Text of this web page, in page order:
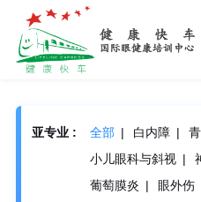
亚专业 : 全部 白内障
小儿眼科与斜视
葡萄膜炎
眼外伤